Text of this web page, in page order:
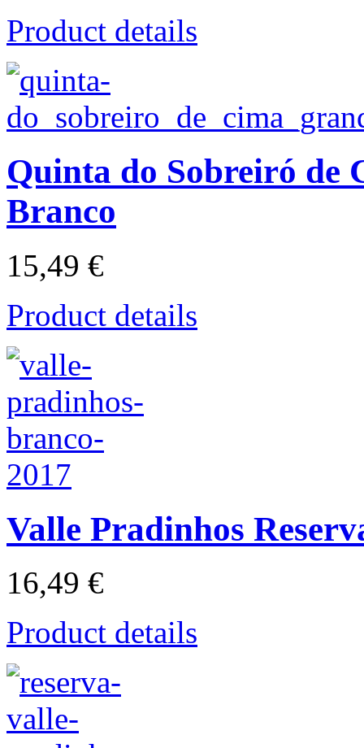
Product details
Quinta do Sobreiró de
Branco
15,49 €
Product details
Valle Pradinhos
16,49 €
Product details